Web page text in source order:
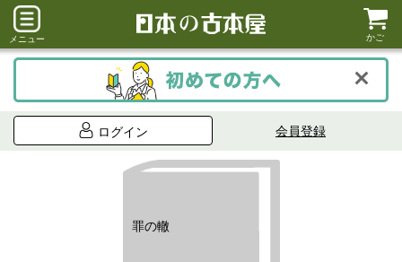
メニュー かご
ログイン 会員登録
罪の轍